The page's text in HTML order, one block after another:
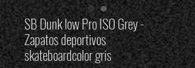
SB Dunk low Pro ISO Grey -
Zapatos deportivos
skateboardcolor gris